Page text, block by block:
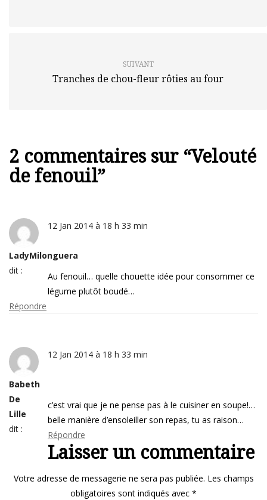
SUIVANT
Tranches de chou-fleur rôties au four
2 commentaires sur “Velouté
de fenouil”
LadyMilonguera
dit :
12 Jan 2014 à 18 h 33 min
Au fenouil… quelle chouette idée pour consommer ce
légume plutôt boudé…
Répondre
Babeth
De
Lille
dit :
12 Jan 2014 à 18 h 33 min
c’est vrai que je ne pense pas à le cuisiner en soupe!…
belle manière d’ensoleiller son repas, tu as raison…
Répondre
Laisser un commentaire
Votre adresse de messagerie ne sera pas publiée. Les champs
obligatoires sont indiqués avec *